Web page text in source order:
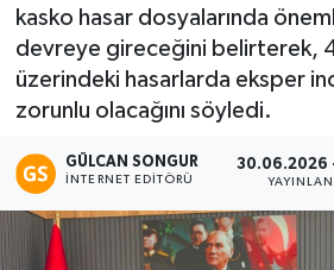
kasko hasar dosyalarında
devreye gireceğini belirterek,
üzerindeki hasarlarda eksper
zorunlu olacağını söyledi.
GÜLCAN SONGUR
İNTERNET EDITÖRÜ
30.06.2026
Eğitim
Teknoloji
Asayiş
Resmi İlan